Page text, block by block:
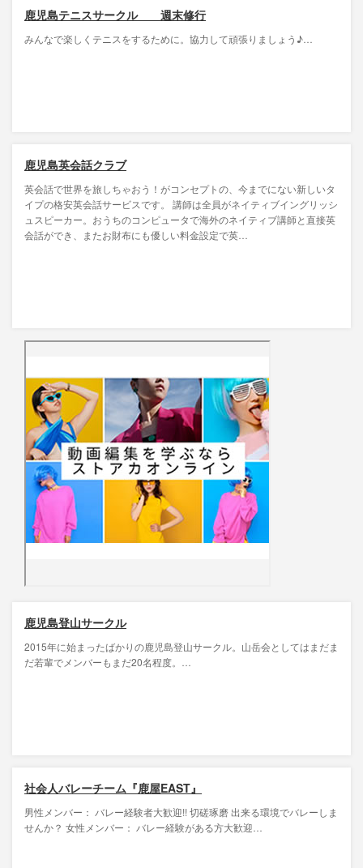
鹿児島テニスサークル 週末修行
みんなで楽しくテニスをするために。協力して頑張りましょう♪…
鹿児島英会話クラブ
英会話で世界を旅しちゃおう！がコンセプトの、今までにない新しいタ
イプの格安英会話サービスです。 講師は全員がネイティブイングリッシ
ュスピーカー。おうちのコンピュータで海外のネイティブ講師と直接英
会話ができ、またお財布にも優しい料金設定で英…
鹿児島登山サークル
2015年に始まったばかりの鹿児島登山サークル。山岳会としてはまだま
だ若輩でメンバーもまだ20名程度。…
社会人バレーチーム『鹿屋EAST』
男性メンバー： バレー経験者大歓迎!! 切磋琢磨 出来る環境でバレーしま
せんか？ 女性メンバー： バレー経験がある方大歓迎…